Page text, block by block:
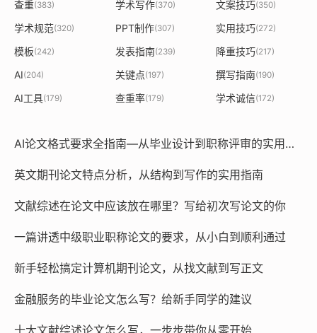
查重(383) 学术写作(370) 文案技巧(350)
学术规范(320) PPT制作(307) 实用技巧(272)
模板(242) 发表指南(239) 降重技巧(217)
AI(204) 关键点(197) 撰写指南(190)
AI工具(179) 查重率(179) 学术诚信(172)
AI论文格式要求全指南—从毕业设计到职称评审的实用规范
英文期刊论文特点分析，从结构到写作的实用指南
文献综述在论文中应该放在哪里？写给初次写论文的你
一篇讲透中级职业职称论文的要求，从小白到顺利通过
新手轻松搞定计算机期刊论文，从找文献到写正文
金融服务的毕业论文怎么写？给新手同学的建议
十大文献综述论文怎么写，一步步带你从零开始